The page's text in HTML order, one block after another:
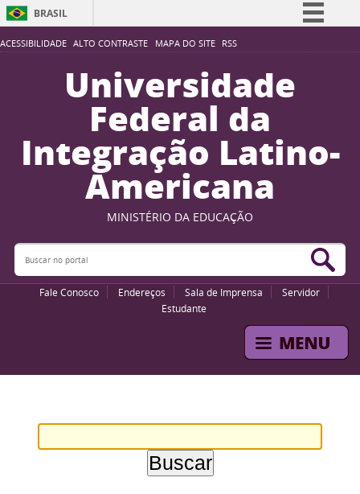
ACESSIBILIDADE ALTO CONTRASTE MAPA DO SITE RSS
BRASIL
Simplifique!
Participe
Acesso à informação
Legislação
Canais
Universidade
Federal da
Integração Latino-
Americana
MINISTÉRIO DA EDUCAÇÃO
Buscar no portal
Fale Conosco Endereços Sala de Imprensa
Servidor
Estudante